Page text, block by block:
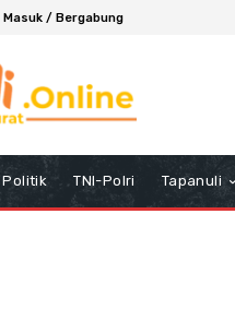
Masuk / Bergabung
Politik TNI-Polri Tapanuli